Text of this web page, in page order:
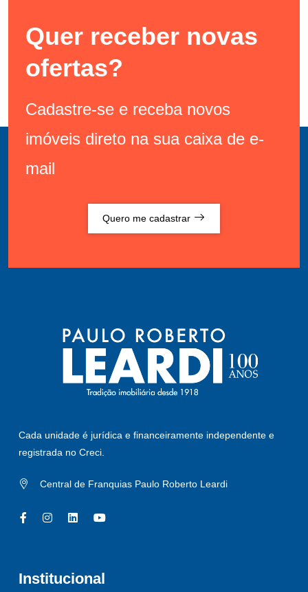
Quer receber novas
ofertas?
Cadastre-se e receba novos
imóveis direto na sua caixa de e-
mail
Quero me cadastrar
Cada unidade é jurídica e financeiramente independente e
registrada no Creci.
Central de Franquias Paulo Roberto Leardi
Institucional